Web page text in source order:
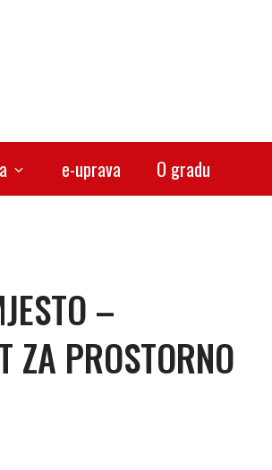
e-uprava O gradu
–
ZA PROSTORNO